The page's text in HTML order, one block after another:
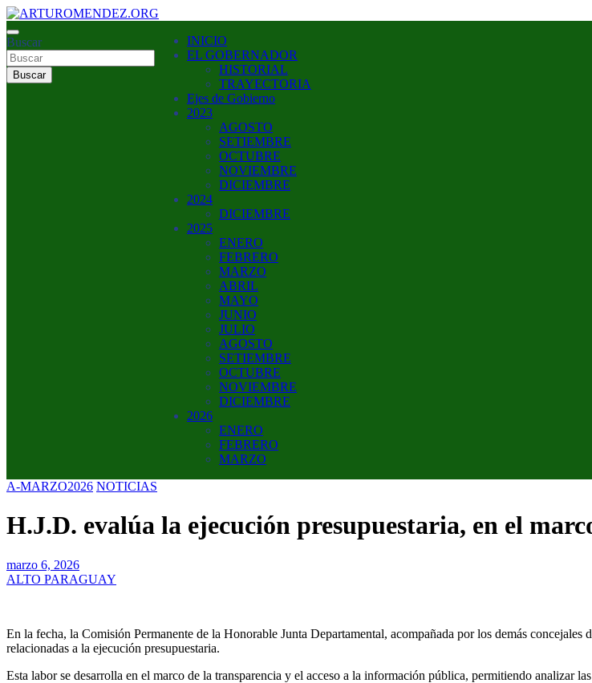
Saltar
al
contenido
ARTUROMENDEZ.ORG
ARTURO MENDEZ GOBERNADOR 2023
Buscar
Buscar
INICIO
EL GOBERNADOR
HISTORIAL
TRAYECTORIA
Ejes de Gobierno
2023
AGOSTO
SETIEMBRE
OCTUBRE
NOVIEMBRE
DICIEMBRE
2024
DICIEMBRE
2025
ENERO
FEBRERO
MARZO
ABRIL
MAYO
JUNIO
JULIO
AGOSTO
SETIEMBRE
OCTUBRE
NOVIEMBRE
DICIEMBRE
2026
ENERO
FEBRERO
MARZO
A-MARZO2026 NOTICIAS
H.J.D. evalúa la ejecución presupuestaria, en el
marzo 6, 2026
ALTO PARAGUAY
En la fecha, la Comisión Permanente de la Honorable Junta Departamental, acompañada por los demás
relacionadas a la ejecución presupuestaria.
Esta labor se desarrolla en el marco de la transparencia y el acceso a la información pública, permitiendo analizar